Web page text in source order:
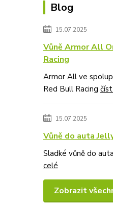
Blog
15.07.2025
Vůně Armor All
Racing
Armor All ve
Red Bull Racing
15.07.2025
Vůně do auta
Sladké vůně do
celé
Zobrazit